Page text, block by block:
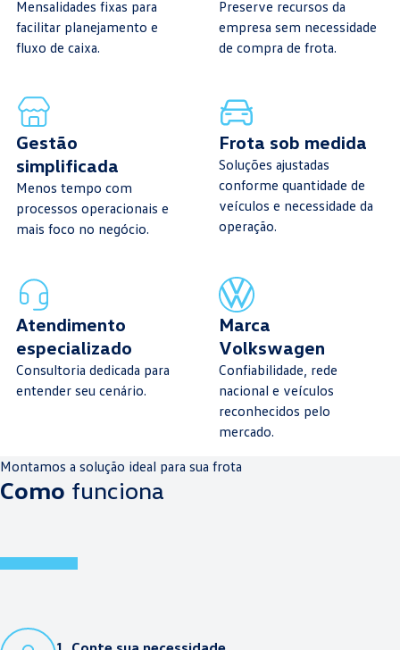
Mensalidades fixas para
facilitar planejamento e
fluxo de caixa.
Preserve recursos da
empresa sem necessidade
de compra de frota.
Gestão
simplificada
Menos tempo com
processos operacionais e
mais foco no negócio.
Frota sob medida
Soluções ajustadas
conforme quantidade de
veículos e necessidade da
operação.
Atendimento
especializado
Consultoria dedicada para
entender seu cenário.
Marca
Volkswagen
Confiabilidade, rede
nacional e veículos
reconhecidos pelo
mercado.
Como funciona
Montamos a solução ideal para sua frota